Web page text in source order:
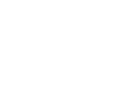
auch außerordentliche